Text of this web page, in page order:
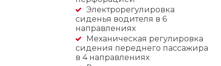
Электрорегулировка
сиденья водителя в 6
направлениях
Механическая регулировка
сидения переднего пассажира
в 4 направлениях